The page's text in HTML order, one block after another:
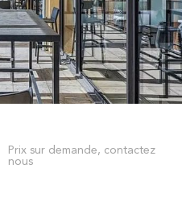
Prix sur demande, contactez
nous